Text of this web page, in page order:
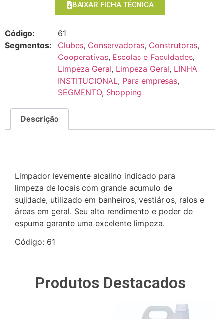
BAIXAR FICHA TÉCNICA
Código:
61
Segmentos:
Clubes, Conservadoras, Construtoras,
Cooperativas, Escolas e Faculdades,
Limpeza Geral, Limpeza Geral, LINHA
INSTITUCIONAL, Para empresas,
SEGMENTO, Shopping
Descrição
Limpador levemente alcalino indicado para
limpeza de locais com grande acumulo de
sujidade, utilizado em banheiros, vestiários, ralos e
áreas em geral. Seu alto rendimento e poder de
espuma garante uma excelente limpeza.
Código: 61
Produtos Destacados